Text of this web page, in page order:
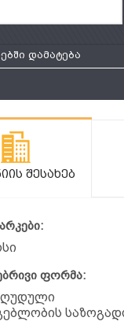
დამატება
Შესახებ
ფორმა: